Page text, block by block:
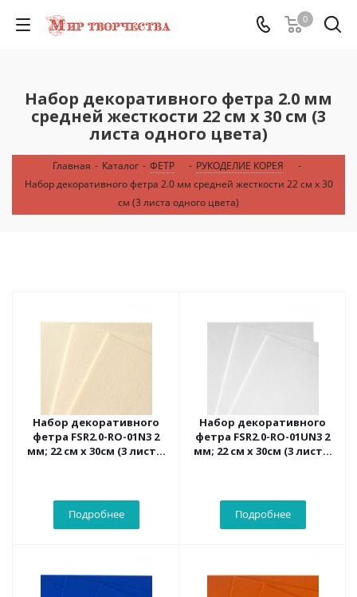
0
Набор декоративного фетра 2.0 мм
средней жесткости 22 см х 30 см (3
листа одного цвета)
Главная - Каталог - ФЕТР - РУКОДЕЛИЕ КОРЕЯ
-
Набор декоративного фетра 2.0 мм средней жесткости 22 см х 30
см (3 листа одного цвета)
Набор декоративного
фетра FSR2.0-RO-01N3 2
мм; 22 см х 30см (3 листа,
Подробнее
Набор декоративного
фетра FSR2.0-RO-01UN3 2
мм; 22 см х 30см (3 листа,
Подробнее